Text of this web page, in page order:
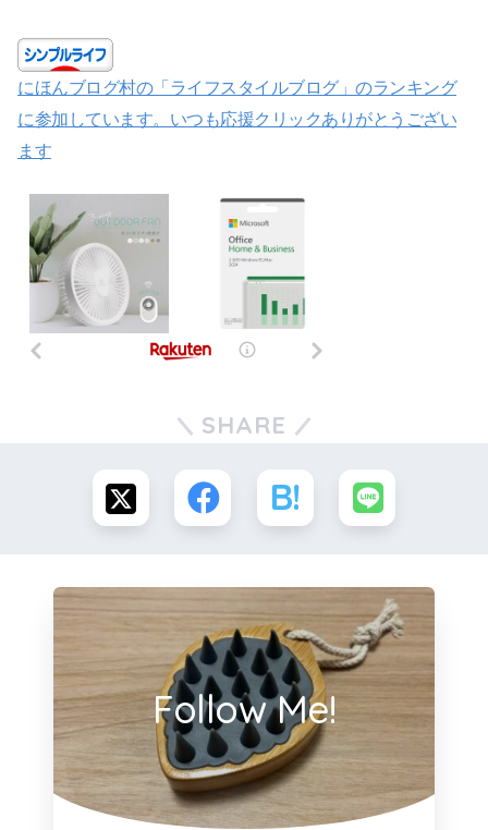
にほんブログ村の「ライフスタイルブログ」のランキング
に参加しています。いつも応援クリックありがとうござい
ます
SHARE
Follow Me!